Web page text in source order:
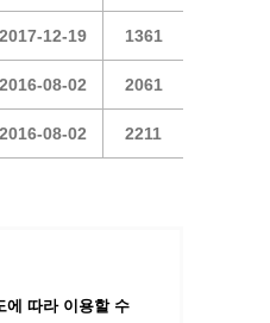
트팜 체험프로그램
2017-12-19 1361
2016-08-02 2061
2016-08-02 2211
에 따라 이용할 수